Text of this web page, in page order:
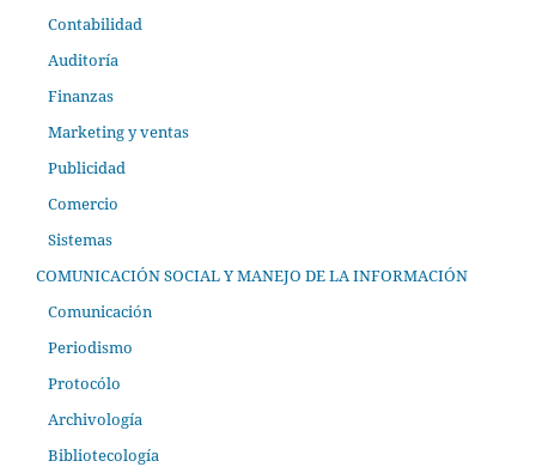
Contabilidad
Auditoría
Finanzas
Marketing y ventas
Publicidad
Comercio
Sistemas
COMUNICACIÓN SOCIAL Y MANEJO DE LA INFORMACIÓN
Comunicación
Periodismo
Protocólo
Archivología
Bibliotecología